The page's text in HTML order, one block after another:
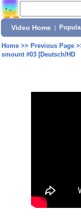
Video Home
Home>> Previous Page
smount #03 [Deutsch/HD